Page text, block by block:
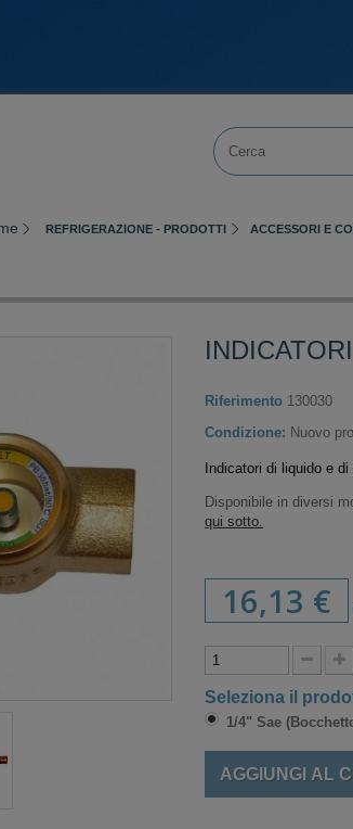
REFRIGERAZIONE - PRODOTTI ACCESSORI E
Riferimento 130030
Condizione: Nuovo
Indicatori di liquido e
Disponibile in diversi
qui sotto.
16,13 €
Seleziona il
1/4" Sae
AGGIUNGI AL